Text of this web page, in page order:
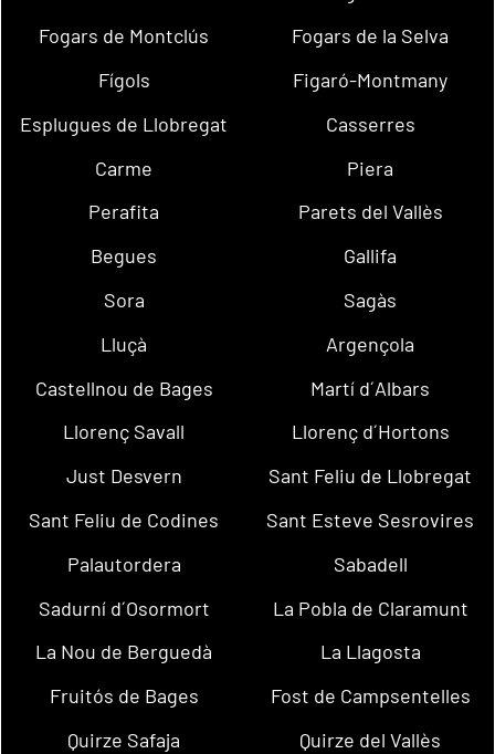
Fogars de Montclús
Fogars de la Selva
Fígols
Figaró-Montmany
Esplugues de Llobregat
Casserres
Carme
Piera
Perafita
Parets del Vallès
Begues
Gallifa
Sora
Sagàs
Lluçà
Argençola
Castellnou de Bages
Martí d´Albars
Llorenç Savall
Llorenç d´Hortons
Just Desvern
Sant Feliu de Llobregat
Sant Feliu de Codines
Sant Esteve Sesrovires
Palautordera
Sabadell
Sadurní d´Osormort
La Pobla de Claramunt
La Nou de Berguedà
La Llagosta
Fruitós de Bages
Fost de Campsentelles
Quirze Safaja
Quirze del Vallès